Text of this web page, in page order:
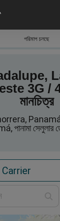
পরিমাপ চলছে
3G /
মানচিত্র
পানামা সেলুলার